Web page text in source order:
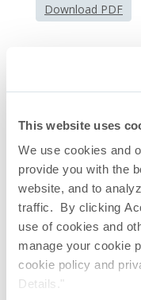
This website uses
We use cookies and
provide you with the
website, and to
traffic. By clicking
use of cookies and
manage your cookie
cookie policy and
Details."
Download PDF